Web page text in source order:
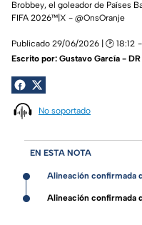
Brobbey, el goleador de Países
FIFA 2026™|X - @OnsOranje
Publicado 29/06/2026 | 🕑 18:12
Escrito por: Gustavo García - DR
No soportado
EN ESTA NOTA
Alineación confirmada
Alineación confirmada